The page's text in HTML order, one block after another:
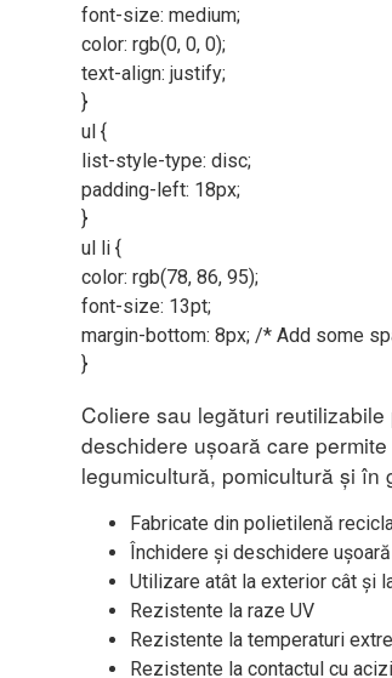
font-size: medium;
color: rgb(0, 0, 0);
text-align: justify;
}
ul {
list-style-type: disc;
padding-left: 18px;
}
ul li {
color: rgb(78, 86, 95);
font-size: 13pt;
margin-bottom: 8px; /* Add some
}
Coliere sau legături
deschidere ușoară care
legumicultură, pomicultură și
Fabricate din polietilenă
Închidere și deschidere
Utilizare atât la exterior cât și
Rezistente la raze UV
Rezistente la temperaturi
Rezistente la contactul cu